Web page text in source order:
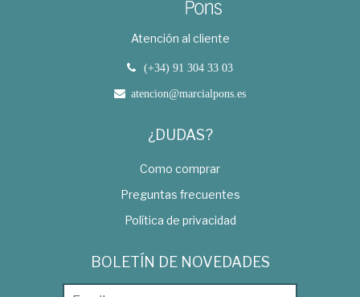
Atención al cliente
(+34) 91 304 33 03
atencion@marcialpons.es
¿DUDAS?
Como comprar
Preguntas frecuentes
Política de privacidad
BOLETÍN DE NOVEDADES